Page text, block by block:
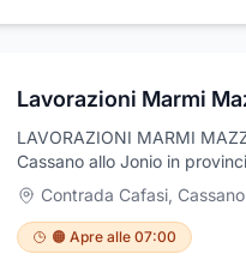
appuntamento, per maggiori
Lavorazioni Marmi
LAVORAZIONI MARMI
Cassano allo Jonio in
nasce come laboratorio a
familiare. Oggi il nostro nome
qualità superiore e siamo
Contrada Cafasi,
🟠 Apre alle 07:00